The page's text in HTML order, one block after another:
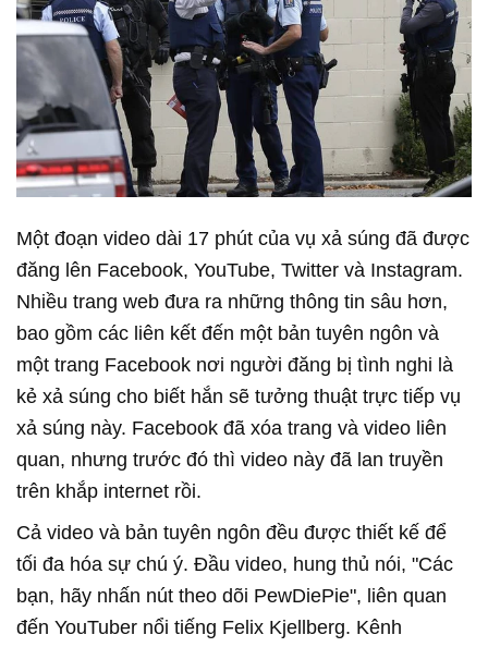
Một đoạn video dài 17 phút của vụ xả súng đã được
đăng lên Facebook, YouTube, Twitter và Instagram.
Nhiều trang web đưa ra những thông tin sâu hơn,
bao gồm các liên kết đến một bản tuyên ngôn và
một trang Facebook nơi người đăng bị tình nghi là
kẻ xả súng cho biết hắn sẽ tưởng thuật trực tiếp vụ
xả súng này. Facebook đã xóa trang và video liên
quan, nhưng trước đó thì video này đã lan truyền
trên khắp internet rồi.
Cả video và bản tuyên ngôn đều được thiết kế để
tối đa hóa sự chú ý. Đầu video, hung thủ nói, "Các
bạn, hãy nhấn nút theo dõi PewDiePie", liên quan
đến YouTuber nổi tiếng Felix Kjellberg. Kênh